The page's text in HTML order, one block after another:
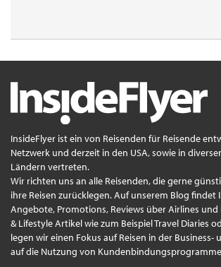
InsideFlyer ist ein von Reisenden für Reisende
Netzwerk und derzeit in den USA, sowie in
Ländern vertreten.
Wir richten uns an alle Reisenden, die gerne
ihre Reisen zurücklegen. Auf unserem Blog findet
Angebote, Promotions, Reviews über Airlines und
& Lifestyle Artikel wie zum Beispiel Travel Diaries
legen wir einen Fokus auf Reisen in der Business-
auf die Nutzung von